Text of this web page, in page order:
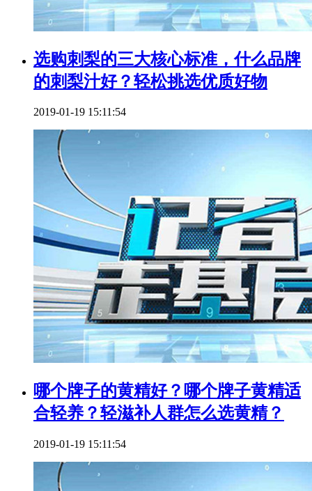
选购刺梨的三大核心标准，什么品牌
的刺梨汁好？轻松挑选优质好物
2019-01-19 15:11:54
哪个牌子的黄精好？哪个牌子黄精适
合轻养？轻滋补人群怎么选黄精？
2019-01-19 15:11:54